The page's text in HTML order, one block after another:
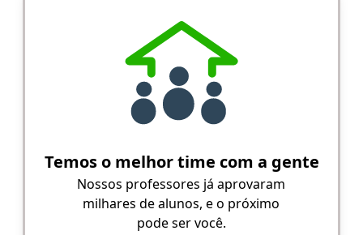
Temos o melhor time com a gente
Nossos professores já aprovaram
milhares de alunos, e o próximo
pode ser você.